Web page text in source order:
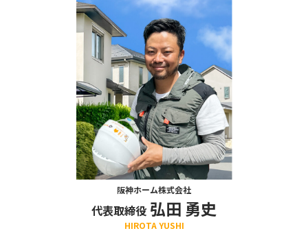
阪神ホーム株式会社
代表取締役 弘田 勇史
HIROTA YUSHI